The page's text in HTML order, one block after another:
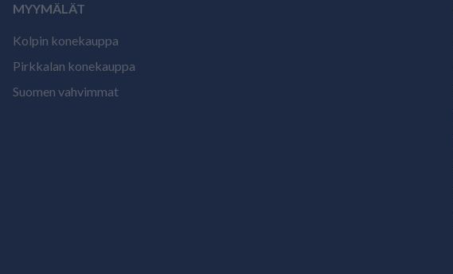
MYYMÄLÄT
Kolpin konekauppa
Pirkkalan konekauppa
Suomen vahvimmat